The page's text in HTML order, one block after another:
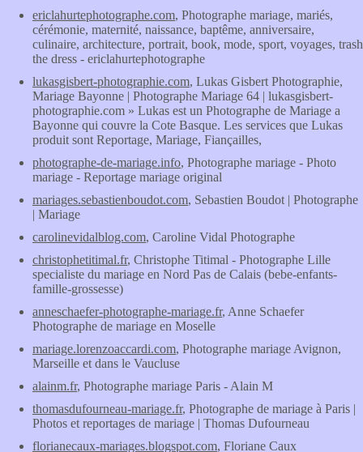
ericlahurtephotographe.com, Photographe mariage, mariés,
cérémonie, maternité, naissance, baptême, anniversaire,
culinaire, architecture, portrait, book, mode, sport, voyages, trash
the dress - ericlahurtephotographe
lukasgisbert-photographie.com, Lukas Gisbert Photographie,
Mariage Bayonne | Photographe Mariage 64 | lukasgisbert-
photographie.com » Lukas est un Photographe de Mariage a
Bayonne qui couvre la Cote Basque. Les services que Lukas
produit sont Reportage, Mariage, Fiançailles,
photographe-de-mariage.info, Photographe mariage - Photo
mariage - Reportage mariage original
mariages.sebastienboudot.com, Sebastien Boudot | Photographe
| Mariage
carolinevidalblog.com, Caroline Vidal Photographe
christophetitimal.fr, Christophe Titimal - Photographe Lille
specialiste du mariage en Nord Pas de Calais (bebe-enfants-
famille-grossesse)
anneschaefer-photographe-mariage.fr, Anne Schaefer
Photographe de mariage en Moselle
mariage.lorenzoaccardi.com, Photographe mariage Avignon,
Marseille et dans le Vaucluse
alainm.fr, Photographe mariage Paris - Alain M
thomasdufourneau-mariage.fr, Photographe de mariage à Paris |
Photos et reportages de mariage | Thomas Dufourneau
florianecaux-mariages.blogspot.com, Floriane Caux